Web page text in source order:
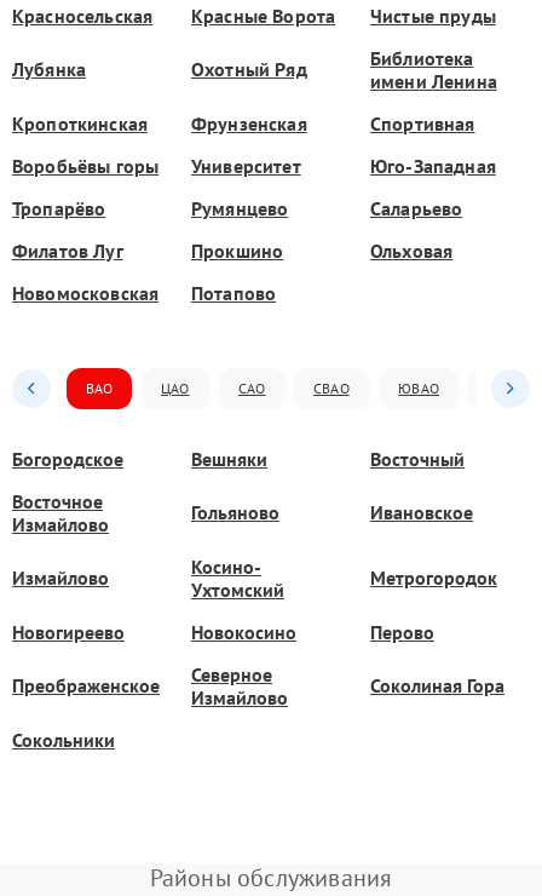
Красносельская Красные Ворота Чистые пруды
Лубянка Охотный Ряд
Библиотека
имени Ленина
Кропоткинская
Фрунзенская
Спортивная
Воробьёвы горы
Университет
Юго-Западная
Тропарёво
Румянцево
Саларьево
Филатов Луг
Прокшино
Ольховая
Новомосковская
Потапово
ВАО ЦАО САО СВАО ЮВАО ЮАО
Богородское Вешняки
Восточный
Восточное
Измайлово
Гольяново Ивановское
Измайлово
Косино-
Ухтомский
Метрогородок
Новогиреево Новокосино Перово
Преображенское
Северное
Измайлово
Соколиная Гора
Сокольники
Районы обслуживания